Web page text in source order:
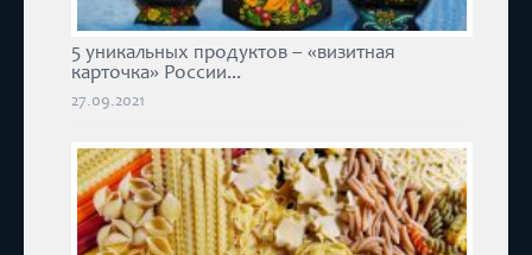
5 уникальных продуктов – «визитная
карточка» России...
27.09.2021